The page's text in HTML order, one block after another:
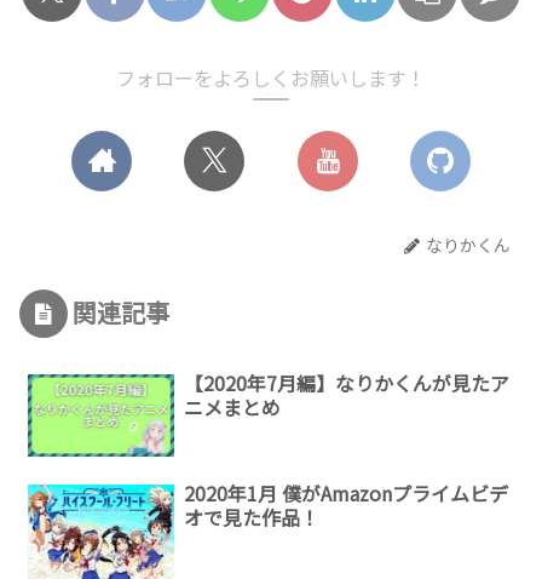
フォローをよろしくお願いします！
なりかくん
関連記事
【2020年7月編】なりかくんが見たア
ニメまとめ
2020年1月 僕がAmazonプライムビデ
オで見た作品！